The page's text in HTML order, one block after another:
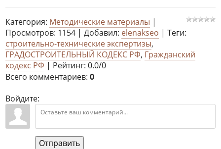
Категория: Методические материалы |
Просмотров: 1154| Добавил: elenakseo | Теги:
строительно-технические экспертизы,
ГРАДОСТРОИТЕЛЬНЫЙ КОДЕКС РФ, Гражданский
кодекс РФ | Рейтинг: 0.0/0
Всего комментариев: 0
Войдите:
Отправить